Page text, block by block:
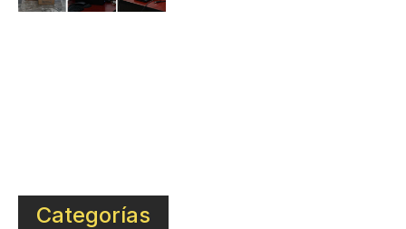
Categorías